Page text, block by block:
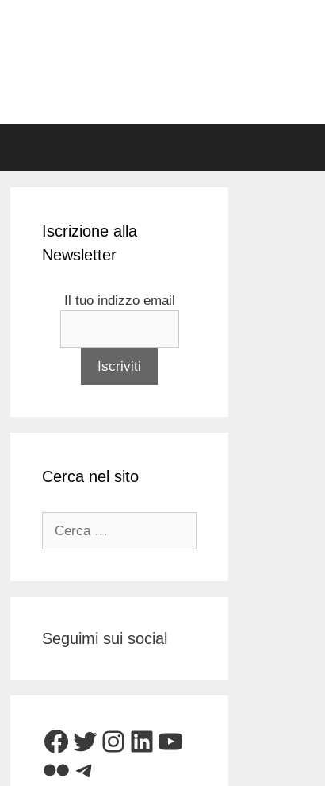
Iscrizione alla
Newsletter
Il tuo indizzo email
Cerca nel sito
Seguimi sui social
Facebook
Twitter
Instagram
LinkedIn
YouTube
FlickrTelegram